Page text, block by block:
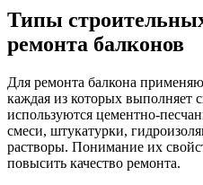
Типы
ремонта балконов
Для ремонта балкона
каждая из которых
используются цементно-
смеси, штукатурки,
растворы. Понимание их
повысить качество ремонта.